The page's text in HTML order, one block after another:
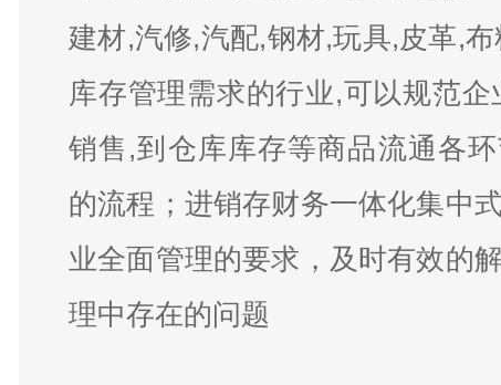
建材,汽修,汽配,钢材,玩具,皮革,
库存管理需求的行业,可以规范企
销售,到仓库库存等商品流通各
的流程；进销存财务一体化集中
业全面管理的要求，及时有效的
理中存在的问题